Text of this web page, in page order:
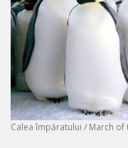
Calea împăratului / March of